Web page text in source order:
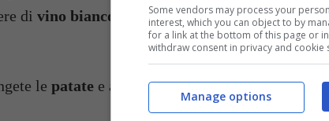
di vino bianco olio extravergine di olivae
le patate e allungate con un bicchiere di
Some vendors may process your
interest, which you can object to by
for a link at the bottom of this page or
withdraw consent in privacy and cookie
Manage options